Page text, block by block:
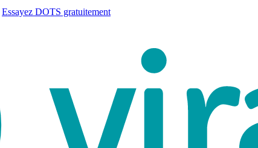
Essayez DOTS gratuitement